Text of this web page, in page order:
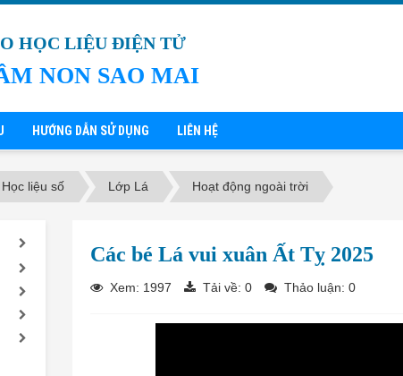
HỌC LIỆU ĐIỆN TỬ
NON SAO MAI
HƯỚNG DẪN SỬ DỤNG LIÊN HỆ
Học liệu số Lớp Lá Hoạt động ngoài trời
Các bé Lá vui xuân Ất Tỵ 2025
Xem: 1997 Tải về: 0 Thảo luận: 0